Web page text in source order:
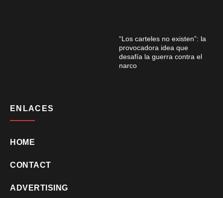
“Los carteles no existen”: la
provocadora idea que
desafía la guerra contra el
narco
ENLACES
HOME
CONTACT
ADVERTISING